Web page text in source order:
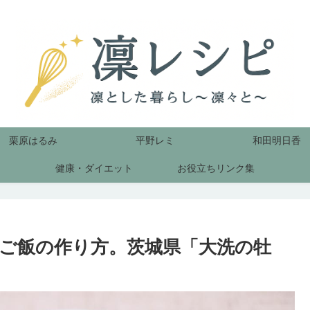
栗原はるみ 平野レミ 和田明日香
健康・ダイエット お役立ちリンク集
飯の作り方。茨城県「大洗の牡